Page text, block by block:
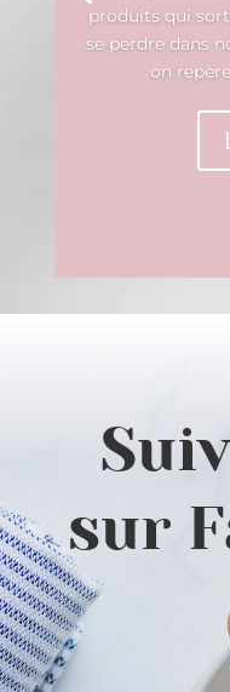
produits qui
se perdre dans
on
sur